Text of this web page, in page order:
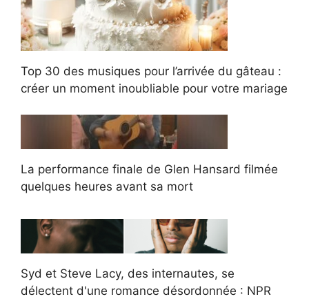
Top 30 des musiques pour l’arrivée du gâteau :
créer un moment inoubliable pour votre mariage
La performance finale de Glen Hansard filmée
quelques heures avant sa mort
Syd et Steve Lacy, des internautes, se
délectent d'une romance désordonnée : NPR